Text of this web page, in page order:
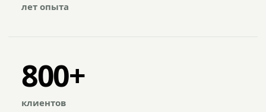
лет опыта
800+
клиентов